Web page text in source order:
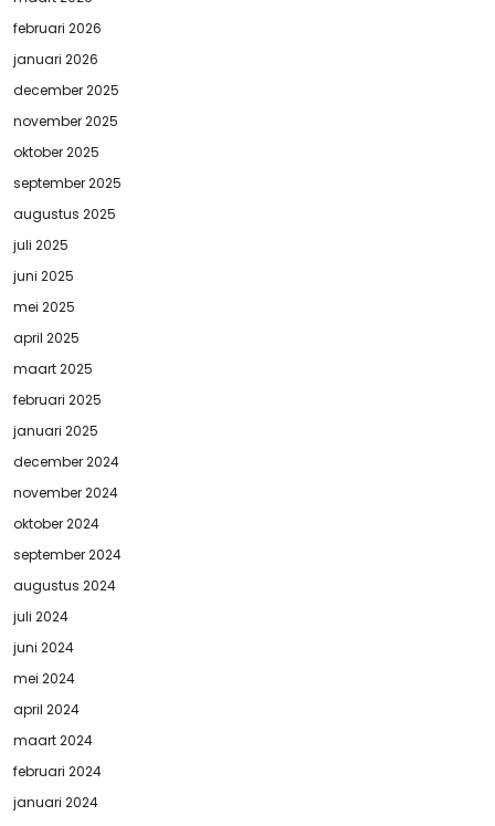
februari 2026
januari 2026
december 2025
november 2025
oktober 2025
september 2025
augustus 2025
juli 2025
juni 2025
mei 2025
april 2025
maart 2025
februari 2025
januari 2025
december 2024
november 2024
oktober 2024
september 2024
augustus 2024
juli 2024
juni 2024
mei 2024
april 2024
maart 2024
februari 2024
januari 2024